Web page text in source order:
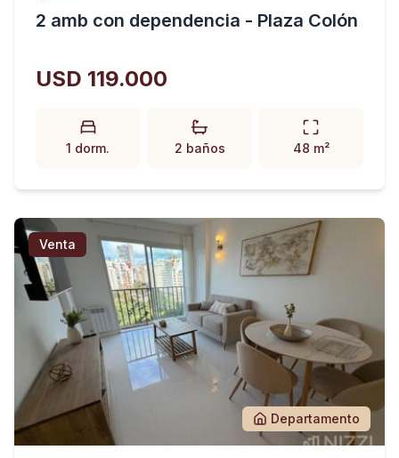
2 amb con dependencia - Plaza Colón
USD 119.000
1 dorm. 2 baños 48 m²
Venta
Departamento